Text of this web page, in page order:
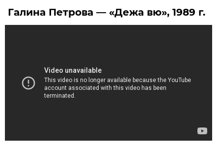
Галина Петрова — «Дежа вю», 1989 г.